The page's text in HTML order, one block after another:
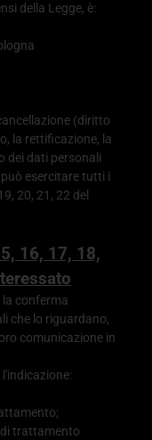
della Legge, è:
(diritto
la rettificazione, la
dei dati personali
esercitare tutti i
20, 21, 22 del
16, 17, 18,
conferma
che lo riguardano,
comunicazione in
trattamento